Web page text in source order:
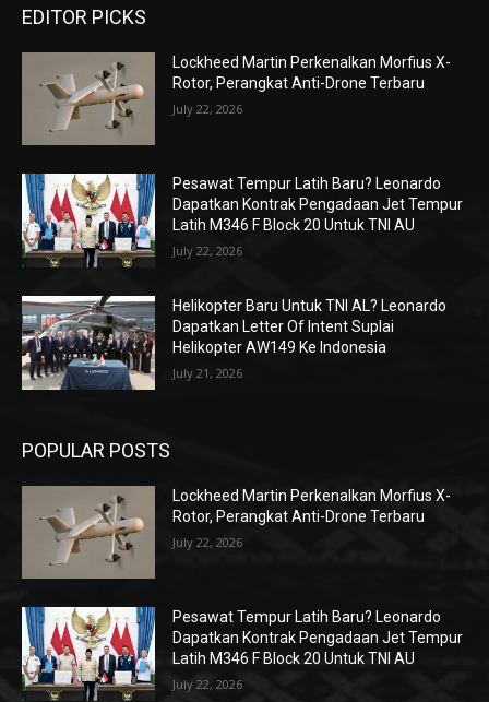
EDITOR PICKS
Lockheed Martin Perkenalkan Morfius X-
Rotor, Perangkat Anti-Drone Terbaru
July 22, 2026
Pesawat Tempur Latih Baru? Leonardo
Dapatkan Kontrak Pengadaan Jet Tempur
Latih M346 F Block 20 Untuk TNI AU
July 22, 2026
Helikopter Baru Untuk TNI AL? Leonardo
Dapatkan Letter Of Intent Suplai
Helikopter AW149 Ke Indonesia
July 21, 2026
POPULAR POSTS
Lockheed Martin Perkenalkan Morfius X-
Rotor, Perangkat Anti-Drone Terbaru
July 22, 2026
Pesawat Tempur Latih Baru? Leonardo
Dapatkan Kontrak Pengadaan Jet Tempur
Latih M346 F Block 20 Untuk TNI AU
July 22, 2026